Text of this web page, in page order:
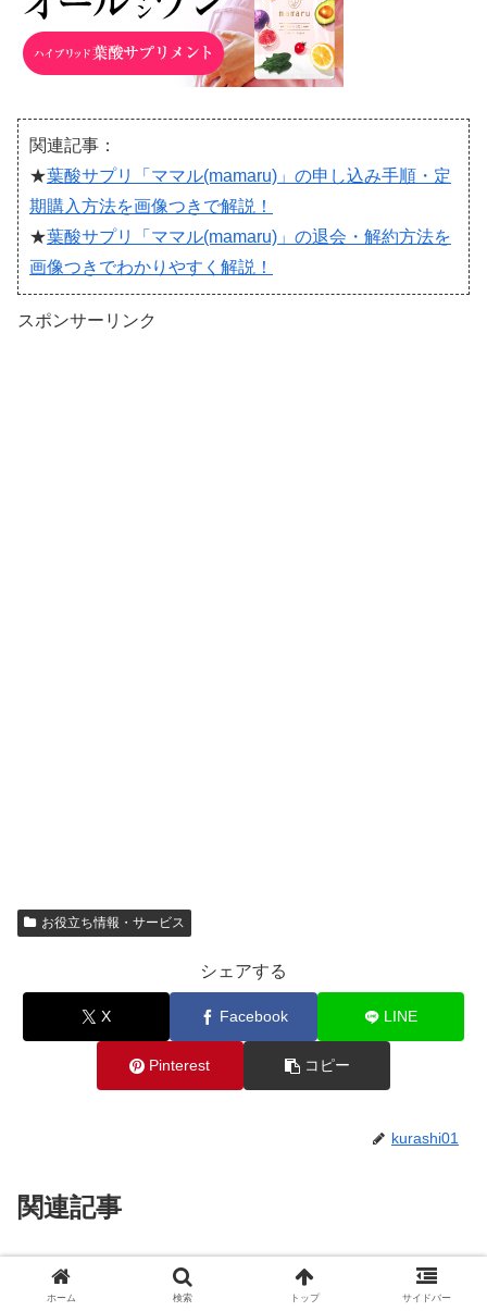
関連記事：
★葉酸サプリ「ママル(mamaru)」の申し込み手順・定
期購入方法を画像つきで解説！
★葉酸サプリ「ママル(mamaru)」の退会・解約方法を
画像つきでわかりやすく解説！
スポンサーリンク
お役立ち情報・サービス
シェアする
X Facebook LINE
Pinterest コピー
kurashi01
関連記事
お役立ち情報・サービス
葉酸サプリを辛口比較！妊活経験
のある私がコスパや成分でおすす
ホーム 検索 トップ サイドバー